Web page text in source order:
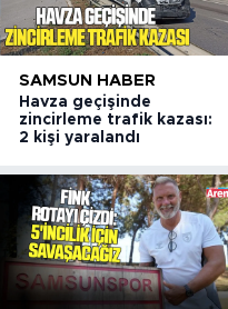
SAMSUN HABER
Havza geçişinde
zincirleme trafik kazası:
2 kişi yaralandı